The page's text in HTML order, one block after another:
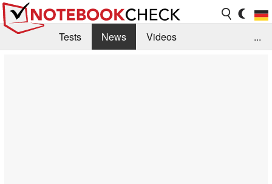
Tests News
Videos
...